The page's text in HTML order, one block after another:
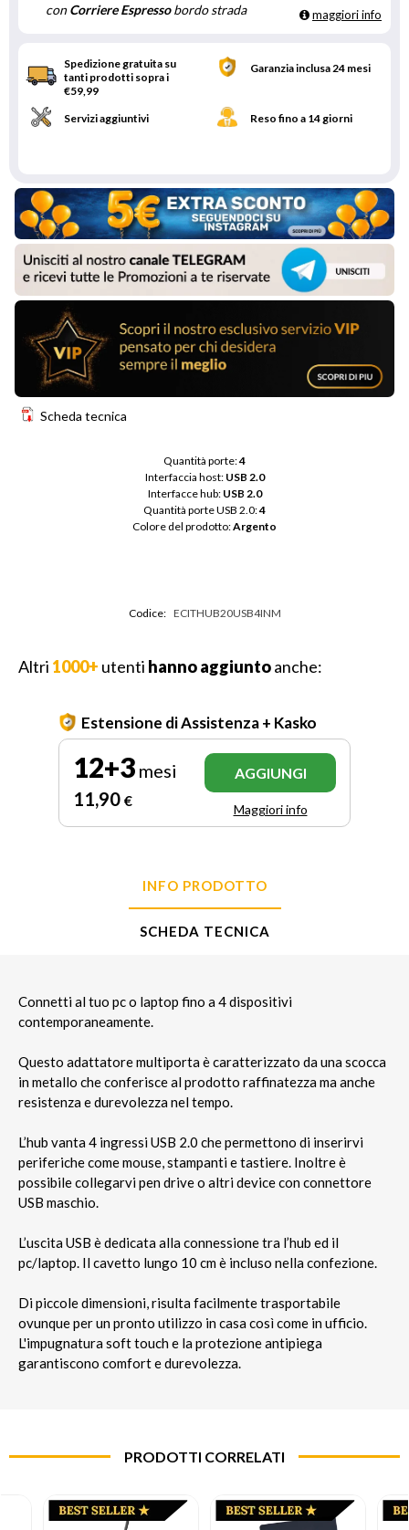
conCorriere Espressobordo strada maggiori info
Spedizione gratuita su
tanti prodotti sopra i
€59,99
Garanzia inclusa 24 mesi
Servizi aggiuntivi Reso fino a 14 giorni
Scheda tecnica
Quantità porte: 4
Interfaccia host: USB 2.0
Interfacce hub: USB 2.0
Quantità porte USB 2.0: 4
Colore del prodotto: Argento
Codice: ECITHUB20USB4INM
Altri 1000+ utenti hanno aggiuntoanche:
Estensione di Assistenza + Kasko
12+3 mesi
11,90 €
AGGIUNGI
Maggiori info
INFO PRODOTTO
SCHEDA TECNICA
Connetti al tuo pc o laptop fino a 4 dispositivi
contemporaneamente.
Questo adattatore multiporta è caratterizzato da una scocca
in metallo che conferisce al prodotto raffinatezza ma anche
resistenza e durevolezza nel tempo.
L’hub vanta 4 ingressi USB 2.0 che permettono di inserirvi
periferiche come mouse, stampanti e tastiere. Inoltre è
possibile collegarvi pen drive o altri device con connettore
USB maschio.
L’uscita USB è dedicata alla connessione tra l’hub ed il
pc/laptop. Il cavetto lungo 10 cm è incluso nella confezione.
Di piccole dimensioni, risulta facilmente trasportabile
ovunque per un pronto utilizzo in casa così come in ufficio.
L'impugnatura soft touch e la protezione antipiega
garantiscono comfort e durevolezza.
PRODOTTI CORRELATI